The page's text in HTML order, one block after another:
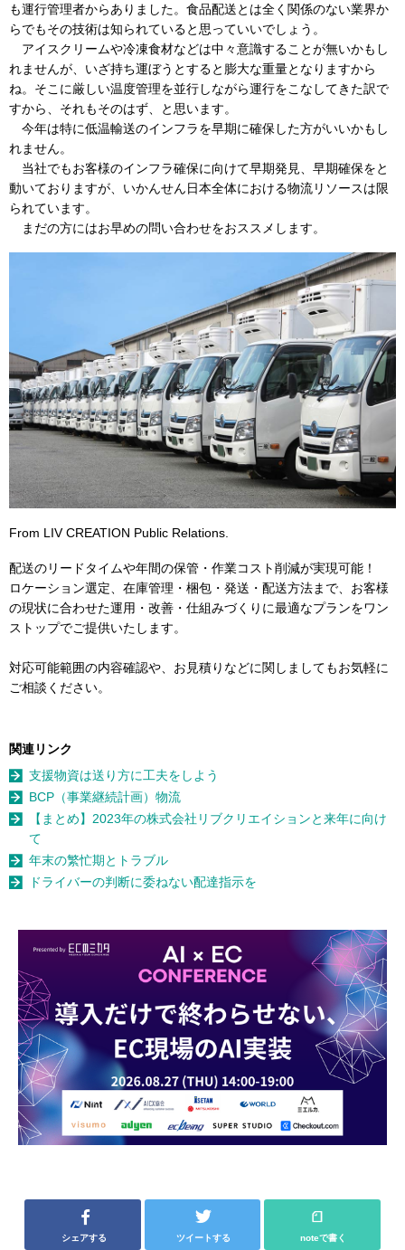
も運行管理者からありました。食品配送とは全く関係のない業界か
らでもその技術は知られていると思っていいでしょう。
アイスクリームや冷凍食材などは中々意識することが無いかもし
れませんが、いざ持ち運ぼうとすると膨大な重量となりますから
ね。そこに厳しい温度管理を並行しながら運行をこなしてきた訳で
すから、それもそのはず、と思います。
今年は特に低温輸送のインフラを早期に確保した方がいいかもし
れません。
当社でもお客様のインフラ確保に向けて早期発見、早期確保をと
動いておりますが、いかんせん日本全体における物流リソースは限
られています。
まだの方にはお早めの問い合わせをおススメします。
From LIV CREATION Public Relations.
配送のリードタイムや年間の保管・作業コスト削減が実現可能！
ロケーション選定、在庫管理・梱包・発送・配送方法まで、お客様
の現状に合わせた運用・改善・仕組みづくりに最適なプランをワン
ストップでご提供いたします。
対応可能範囲の内容確認や、お見積りなどに関しましてもお気軽に
ご相談ください。
関連リンク
支援物資は送り方に工夫をしよう
BCP（事業継続計画）物流
【まとめ】2023年の株式会社リブクリエイションと来年に向け
て
年末の繁忙期とトラブル
ドライバーの判断に委ねない配達指示を
シェアする ツイートする noteで書く